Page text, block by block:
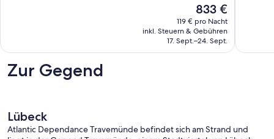
Der
Preis
beträgt
833 €
833 €
119 € pro Nacht
inkl. Steuern & Gebühren
17. Sept.–24. Sept.
Zur Gegend
Lübeck
Atlantic Dependance Travemünde befindet sich am Strand und